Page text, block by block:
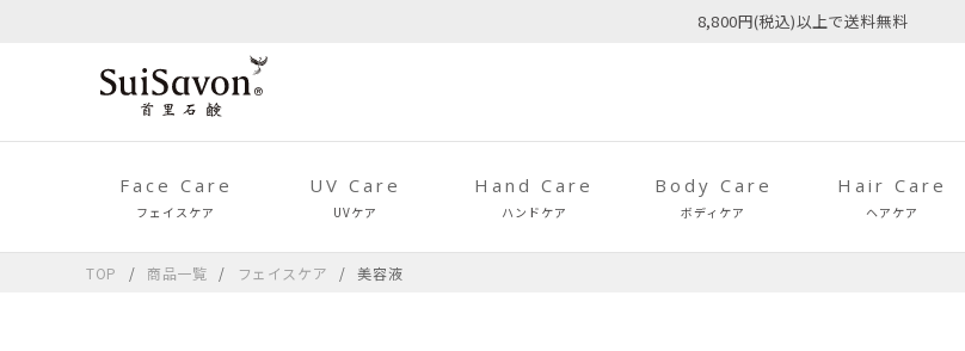
8,800円(税込)以上で送料無料
Face Care
フェイスケア
UV Care
UVケア
Hand Care
ハンドケア
Body Care
ボディケア
Hair Care
ヘアケア
TOP 商品一覧 フェイスケア 美容液